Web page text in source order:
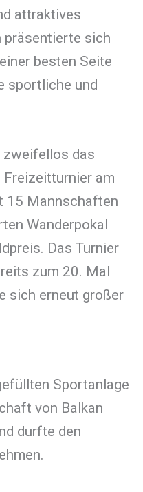
attraktives
präsentierte sich
besten Seite
sportliche und
zweifellos das
am
15 Mannschaften
Wanderpokal
Das Turnier
zum 20. Mal
sich erneut großer
Sportanlage
von Balkan
durfte den